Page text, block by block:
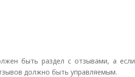
быть раздел с отзывами, а если
должно быть управляемым.